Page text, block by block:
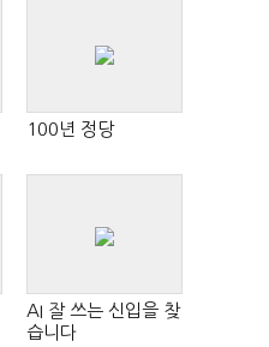
100년 정당
AI 잘 쓰는 신입을 찾
습니다